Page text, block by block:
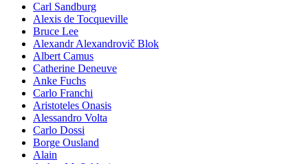
Carl Sandburg
Alexis de Tocqueville
Bruce Lee
Alexandr Alexandrovič Blok
Albert Camus
Catherine Deneuve
Anke Fuchs
Carlo Franchi
Aristoteles Onasis
Alessandro Volta
Carlo Dossi
Borge Ousland
Alain